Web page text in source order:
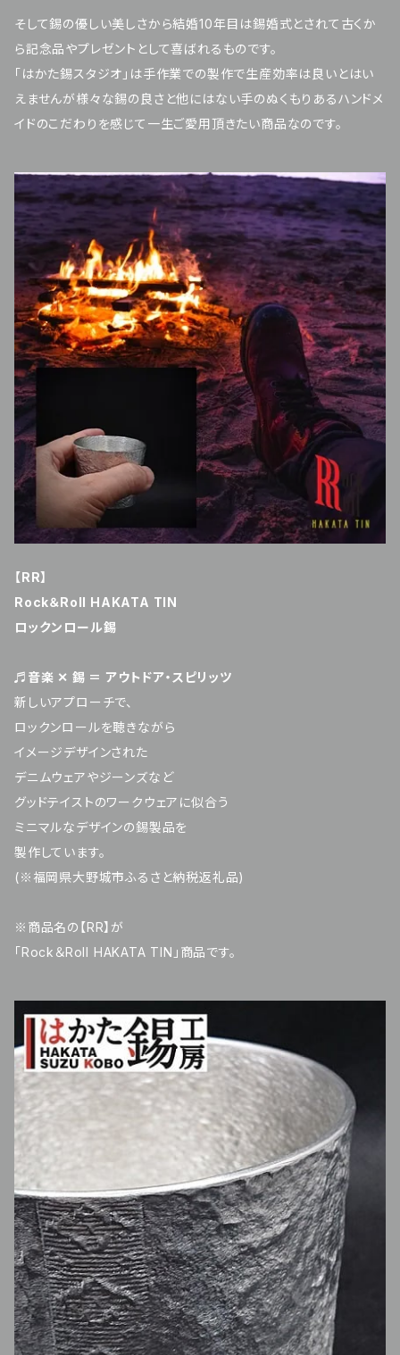
そして錫の優しい美しさから結婚10年目は錫婚式とされて古くか
ら記念品やプレゼントとして喜ばれるものです。
「はかた錫スタジオ」は手作業での製作で生産効率は良いとはい
えませんが様々な錫の良さと他にはない手のぬくもりあるハンドメ
イドのこだわりを感じて一生ご愛用頂きたい商品なのです。
【RR】
Rock＆Roll HAKATA TIN
ロックンロール錫
♬音楽 ✕ 錫 ＝ アウトドア・スピリッツ
新しいアプローチで、
ロックンロールを聴きながら
イメージデザインされた
デニムウェアやジーンズなど
グッドテイストのワークウェアに似合う
ミニマルなデザインの錫製品を
製作しています。
(※福岡県大野城市ふるさと納税返礼品)
※商品名の【RR】が
「Rock＆Roll HAKATA TIN」商品です。